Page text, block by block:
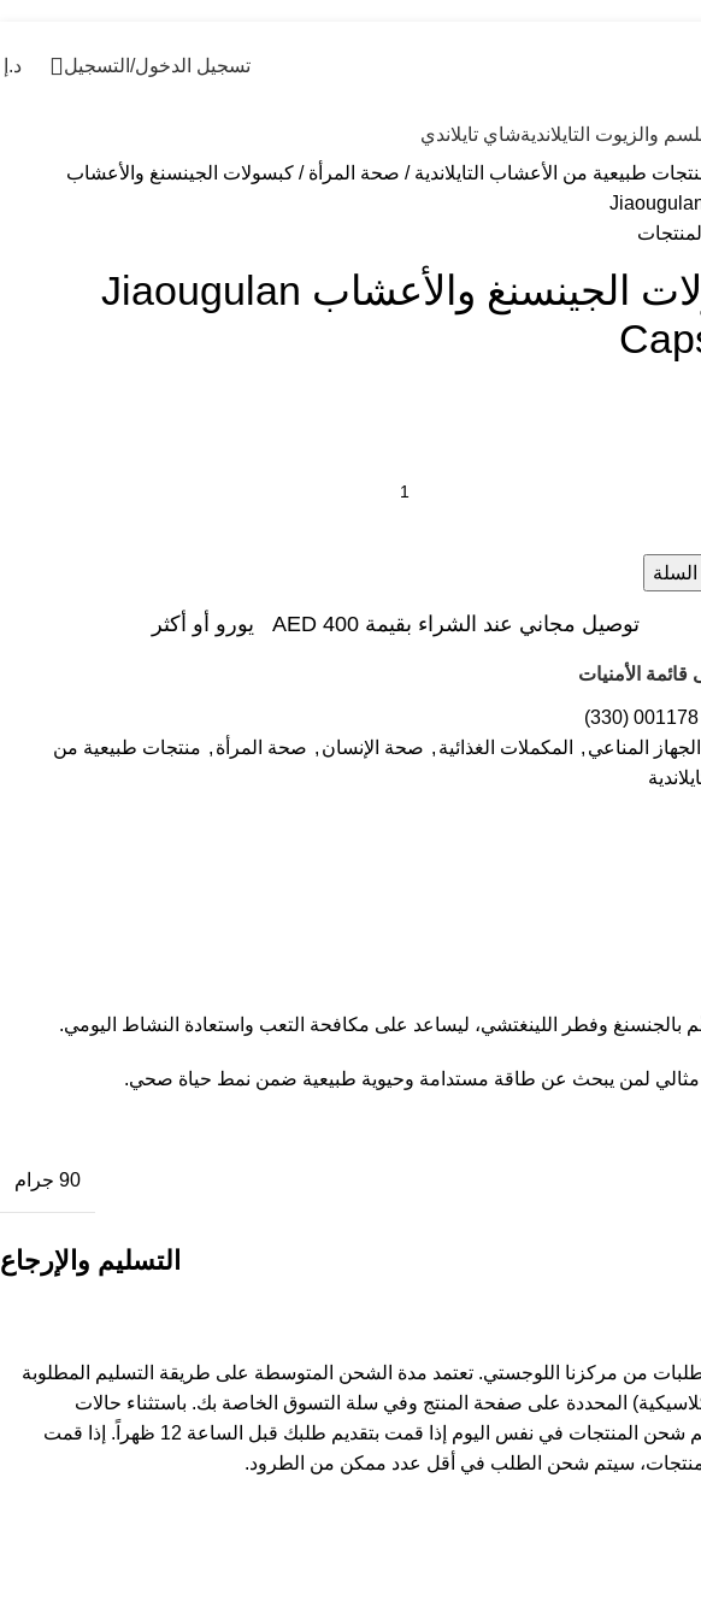
تسجيل الدخول/التسجيل د.إ
والزيوت التايلانديةشاي تايلاندي
طبيعية من الأعشاب التايلاندية صحة المرأة كبسولات الجينسنغ والأعشاب
كبسولات الجينسنغ والأعشاب Jiaougulan
توصيل مجاني عند الشراء بقيمة AED 400 يورو أو أكثر
قائمة الأمنيات
001178 (330)
الجهاز المناعي , المكملات الغذائية , صحة الإنسان , صحة المرأة , منتجات طبيعية من
بالجنسنغ وفطر اللينغتشي، ليساعد على مكافحة التعب واستعادة النشاط اليومي.
مثالي لمن يبحث عن طاقة مستدامة وحيوية طبيعية ضمن نمط حياة صحي.
90 جرام
التسليم والإرجاع
من مركزنا اللوجستي. تعتمد مدة الشحن المتوسطة على طريقة التسليم المطلوبة
المحددة على صفحة المنتج وفي سلة التسوق الخاصة بك. باستثناء حالات
استثنائية، يتم شحن المنتجات في نفس اليوم إذا قمت بتقديم طلبك قبل الساعة 12 ظهراً. إذا قمت
سيتم شحن الطلب في أقل عدد ممكن من الطرود.